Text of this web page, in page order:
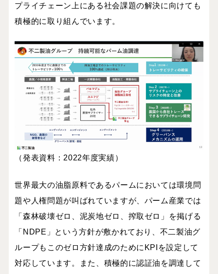
プライチェーン上にある社会課題の解決に向けても
積極的に取り組んでいます。
（発表資料：2022年度実績）
世界最大の油脂原料であるパームにおいては環境問
題や人権問題が叫ばれていますが、パーム産業では
「森林破壊ゼロ、泥炭地ゼロ、搾取ゼロ」を掲げる
「NDPE」という方針が敷かれており、不二製油グ
ループもこのゼロ方針達成のためにKPIを設定して
対応しています。また、積極的に認証油を調達して